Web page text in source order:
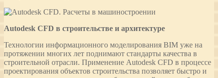
Autodesk CFD в строительстве и архитектуре
Технологии информационного моделирования BIM уже на
протяжении многих лет поднимают стандарты качества в
строительной отрасли. Применение Autodesk CFD в процессе
проектирования объектов строительства позволяет быстро и